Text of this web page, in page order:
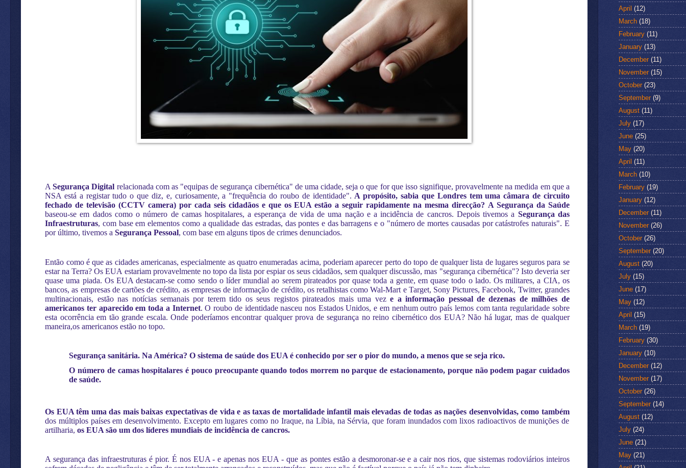
ASegurança Digital relacionada com as "equipas de segurança cibernética" de uma cidade, seja o que for que isso signifique, provavelmente na medida em que a
NSA está a registar tudo o que diz, e, curiosamente, a "frequência do roubo de identidade".A propósito, sabia que Londres tem uma câmara de circuito
fechado de televisão (CCTV camera) por cada seis cidadãos e que os EUA estão a seguir rapidamente na mesma direcção? A Segurança da Saúde
baseou-se em dados como o número de camas hospitalares, a esperança de vida de uma nação e a incidência de cancros. Depois tivemos a Segurança das
Infraestruturas, com base em elementos como a qualidade das estradas, das pontes e das barragens e o "número de mortes causadas por catástrofes naturais". E
por último, tivemos aSegurança Pessoal, com base em alguns tipos de crimes denunciados.
Então como é que as cidades americanas, especialmente as quatro enumeradas acima, poderiam aparecer perto do topo de qualquer lista de lugares seguros para se
estar na Terra? Os EUA estariam provavelmente no topo da lista por espiar os seus cidadãos, sem qualquer discussão, mas "segurança cibernética"? Isto deveria ser
quase uma piada. Os EUA destacam-se como sendo o líder mundial ao serem pirateados por quase toda a gente, em quase todo o lado. Os militares, a CIA, os
bancos, as empresas de cartões de crédito, as empresas de informação de crédito, os retalhistas como Wal-Mart e Target, Sony Pictures, Facebook, Twitter, grandes
multinacionais, estão nas notícias semanais por terem tido os seus registos pirateados mais uma veze a informação pessoal de dezenas de milhões de
americanos ter aparecido em toda a Internet. O roubo de identidade nasceu nos Estados Unidos, e em nenhum outro país lemos com tanta regularidade sobre
esta ocorrência em tão grande escala. Onde poderíamos encontrar qualquer prova de segurança no reino cibernético dos EUA? Não há lugar, mas de qualquer
maneira,os americanos estão no topo.
Segurança sanitária. Na América? O sistema de saúde dos EUA é conhecido por ser o pior do mundo, a menos que se seja rico.
O número de camas hospitalares é pouco preocupante quando todos morrem no parque de estacionamento, porque não podem pagar cuidados
de saúde.
Os EUA têm uma das mais baixas expectativas de vida e as taxas de mortalidade infantil mais elevadas de todas as nações desenvolvidas, como também
dos múltiplos países em desenvolvimento. Excepto em lugares como no Iraque, na Líbia, na Sérvia, que foram inundados com lixos radioactivos de munições de
artilharia,os EUA são um dos líderes mundiais de incidência de cancros.
A segurança das infraestruturas é pior. É nos EUA - e apenas nos EUA - que as pontes estão a desmoronar-se e a cair nos rios, que sistemas rodoviários inteiros
April (12)
March (18)
February (11)
January (13)
December(11)
November(15)
October(23)
September(9)
August (11)
July (17)
June (25)
May (20)
April (11)
March (10)
February (19)
January (12)
December(11)
November(26)
October(26)
September(20)
August (20)
July (15)
June (17)
May (12)
April (15)
March (19)
February (30)
January (10)
December(12)
November(17)
October(26)
September(14)
August (12)
July (24)
June (21)
May (21)